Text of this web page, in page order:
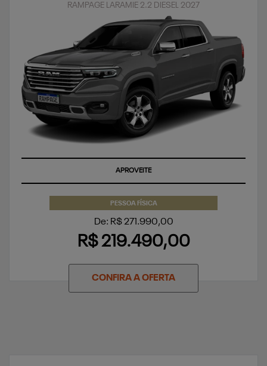
RAMPAGE LARAMIE 2.2 DIESEL 2027
APROVEITE
PESSOA FÍSICA
De: R$ 271.990,00
R$ 219.490,00
CONFIRA A OFERTA